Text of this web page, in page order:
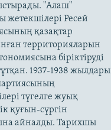
"Алаш"
жетекшілері Ресей
қазақтар
территорияларын
біріктіруді
1937-1938 жылдары
түгелге жуық
қуғын-сүргін
айналды. Тарихшы